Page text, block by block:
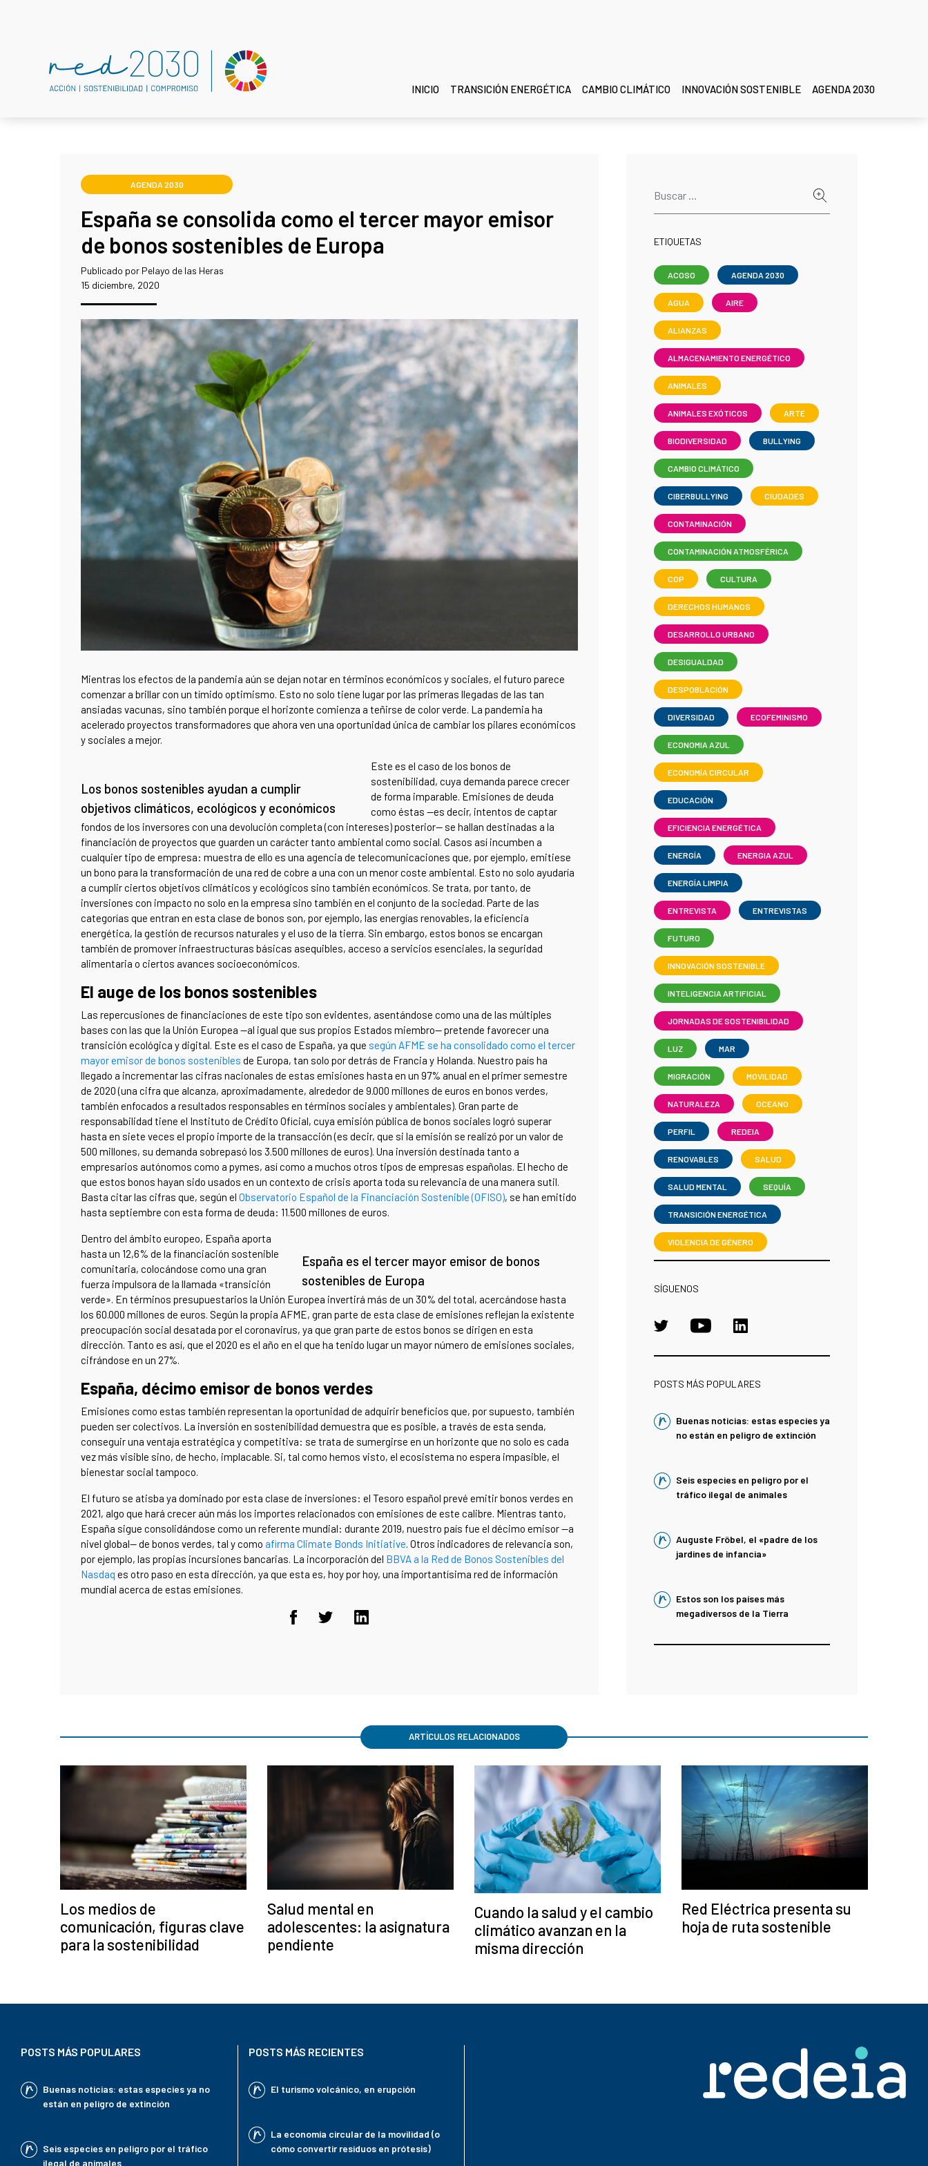
INICIO TRANSICIÓN ENERGÉTICA CAMBIO CLIMÁTICO INNOVACIÓN SOSTENIBLE AGENDA 2030
AGENDA 2030
España se consolida como el tercer mayor emisor
de bonos sostenibles de Europa
Publicado por Pelayo de las Heras
15 diciembre, 2020
Mientras los efectos de la pandemia aún se dejan notar en términos económicos y sociales, el futuro parece
comenzar a brillar con un tímido optimismo. Esto no solo tiene lugar por las primeras llegadas de las tan
ansiadas vacunas, sino también porque el horizonte comienza a teñirse de color verde. La pandemia ha
acelerado proyectos transformadores que ahora ven una oportunidad única de cambiar los pilares económicos
y sociales a mejor.
Los bonos sostenibles ayudan a cumplir
objetivos climáticos, ecológicos y económicos
Este es el caso de los bonos de
sostenibilidad, cuya demanda parece crecer
de forma imparable. Emisiones de deuda
como éstas —es decir, intentos de captar
fondos de los inversores con una devolución completa (con intereses) posterior— se hallan destinadas a la
financiación de proyectos que guarden un carácter tanto ambiental como social. Casos así incumben a
cualquier tipo de empresa: muestra de ello es una agencia de telecomunicaciones que, por ejemplo, emitiese
un bono para la transformación de una red de cobre a una con un menor coste ambiental. Esto no solo ayudaría
a cumplir ciertos objetivos climáticos y ecológicos sino también económicos. Se trata, por tanto, de
inversiones con impacto no solo en la empresa sino también en el conjunto de la sociedad. Parte de las
categorías que entran en esta clase de bonos son, por ejemplo, las energías renovables, la eficiencia
energética, la gestión de recursos naturales y el uso de la tierra. Sin embargo, estos bonos se encargan
también de promover infraestructuras básicas asequibles, acceso a servicios esenciales, la seguridad
alimentaria o ciertos avances socioeconómicos.
El auge de los bonos sostenibles
Las repercusiones de financiaciones de este tipo son evidentes, asentándose como una de las múltiples
bases con las que la Unión Europea —al igual que sus propios Estados miembro— pretende favorecer una
transición ecológica y digital. Este es el caso de España, ya que según AFME se ha consolidado como el tercer
mayor emisor de bonos sostenibles de Europa, tan solo por detrás de Francia y Holanda. Nuestro país ha
llegado a incrementar las cifras nacionales de estas emisiones hasta en un 97% anual en el primer semestre
de 2020 (una cifra que alcanza, aproximadamente, alrededor de 9.000 millones de euros en bonos verdes,
también enfocados a resultados responsables en términos sociales y ambientales). Gran parte de
responsabilidad tiene el Instituto de Crédito Oficial, cuya emisión pública de bonos sociales logró superar
hasta en siete veces el propio importe de la transacción (es decir, que si la emisión se realizó por un valor de
500 millones, su demanda sobrepasó los 3.500 millones de euros). Una inversión destinada tanto a
empresarios autónomos como a pymes, así como a muchos otros tipos de empresas españolas. El hecho de
que estos bonos hayan sido usados en un contexto de crisis aporta toda su relevancia de una manera sutil.
Basta citar las cifras que, según el Observatorio Español de la Financiación Sostenible (OFISO), se han emitido
hasta septiembre con esta forma de deuda: 11.500 millones de euros.
España es el tercer mayor emisor de bonos
sostenibles de Europa
Dentro del ámbito europeo, España aporta
hasta un 12,6% de la financiación sostenible
comunitaria, colocándose como una gran
fuerza impulsora de la llamada «transición
verde». En términos presupuestarios la Unión Europea invertirá más de un 30% del total, acercándose hasta
los 60.000 millones de euros. Según la propia AFME, gran parte de esta clase de emisiones reflejan la existente
preocupación social desatada por el coronavirus, ya que gran parte de estos bonos se dirigen en esta
dirección. Tanto es así, que el 2020 es el año en el que ha tenido lugar un mayor número de emisiones sociales,
cifrándose en un 27%.
España, décimo emisor de bonos verdes
Emisiones como estas también representan la oportunidad de adquirir beneficios que, por supuesto, también
pueden ser colectivos. La inversión en sostenibilidad demuestra que es posible, a través de esta senda,
conseguir una ventaja estratégica y competitiva: se trata de sumergirse en un horizonte que no solo es cada
vez más visible sino, de hecho, implacable. Si, tal como hemos visto, el ecosistema no espera impasible, el
bienestar social tampoco.
El futuro se atisba ya dominado por esta clase de inversiones: el Tesoro español prevé emitir bonos verdes en
2021, algo que hará crecer aún más los importes relacionados con emisiones de este calibre. Mientras tanto,
España sigue consolidándose como un referente mundial: durante 2019, nuestro país fue el décimo emisor —a
nivel global— de bonos verdes, tal y como afirma Climate Bonds Initiative. Otros indicadores de relevancia son,
por ejemplo, las propias incursiones bancarias. La incorporación del BBVA a la Red de Bonos Sostenibles del
Nasdaq es otro paso en esta dirección, ya que esta es, hoy por hoy, una importantísima red de información
mundial acerca de estas emisiones.
ETIQUETAS
ACOSO AGENDA 2030
AGUA AIRE
ALIANZAS
ALMACENAMIENTO ENERGÉTICO
ANIMALES
ANIMALES EXÓTICOS ARTE
BIODIVERSIDAD BULLYING
CAMBIO CLIMÁTICO
CIBERBULLYING CIUDADES
CONTAMINACIÓN
CONTAMINACIÓN ATMOSFÉRICA
COP CULTURA
DERECHOS HUMANOS
DESARROLLO URBANO
DESIGUALDAD
DESPOBLACIÓN
DIVERSIDAD ECOFEMINISMO
ECONOMIA AZUL
ECONOMÍA CIRCULAR
EDUCACIÓN
EFICIENCIA ENERGÉTICA
ENERGÍA ENERGIA AZUL
ENERGÍA LIMPIA
ENTREVISTA ENTREVISTAS
FUTURO
INNOVACIÓN SOSTENIBLE
INTELIGENCIA ARTIFICIAL
JORNADAS DE SOSTENIBILIDAD
LUZ MAR
MIGRACIÓN MOVILIDAD
NATURALEZA OCEANO
PERFIL REDEIA
RENOVABLES SALUD
SALUD MENTAL SEQUÍA
TRANSICIÓN ENERGÉTICA
VIOLENCIA DE GÉNERO
SÍGUENOS
POSTS MÁS POPULARES
Buenas noticias: estas especies ya
no están en peligro de extinción
Seis especies en peligro por el
tráfico ilegal de animales
Auguste Fröbel, el «padre de los
jardines de infancia»
Estos son los países más
megadiversos de la Tierra
ARTÍCULOS RELACIONADOS
Los medios de
comunicación, figuras clave
para la sostenibilidad
Salud mental en
adolescentes: la asignatura
pendiente
Cuando la salud y el cambio
climático avanzan en la
misma dirección
Red Eléctrica presenta su
hoja de ruta sostenible
POSTS MÁS POPULARES
Buenas noticias: estas especies ya no
están en peligro de extinción
Seis especies en peligro por el tráfico
ilegal de animales
POSTS MÁS RECIENTES
El turismo volcánico, en erupción
La economía circular de la movilidad (o
cómo convertir residuos en prótesis)